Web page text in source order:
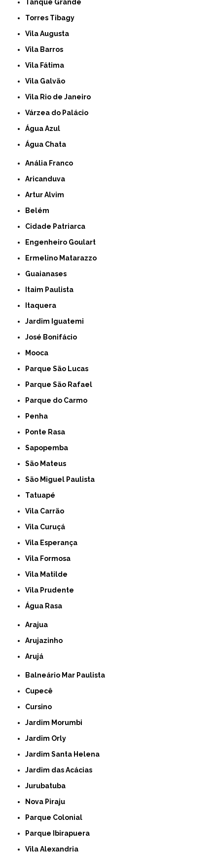
Tanque Grande
Torres Tibagy
Vila Augusta
Vila Barros
Vila Fátima
Vila Galvão
Vila Rio de Janeiro
Várzea do Palácio
Água Azul
Água Chata
Anália Franco
Aricanduva
Artur Alvim
Belém
Cidade Patriarca
Engenheiro Goulart
Ermelino Matarazzo
Guaianases
Itaim Paulista
Itaquera
Jardim Iguatemi
José Bonifácio
Mooca
Parque São Lucas
Parque São Rafael
Parque do Carmo
Penha
Ponte Rasa
Sapopemba
São Mateus
São Miguel Paulista
Tatuapé
Vila Carrão
Vila Curuçá
Vila Esperança
Vila Formosa
Vila Matilde
Vila Prudente
Água Rasa
Arajua
Arujazinho
Arujá
Balneário Mar Paulista
Cupecê
Cursino
Jardim Morumbi
Jardim Orly
Jardim Santa Helena
Jardim das Acácias
Jurubatuba
Nova Piraju
Parque Colonial
Parque Ibirapuera
Vila Alexandria